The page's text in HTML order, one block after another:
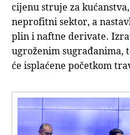
cijenu struje za
neprofitni sektor, a
plin i naftne derivate.
ugroženim sugrađanima,
će isplaćene početkom